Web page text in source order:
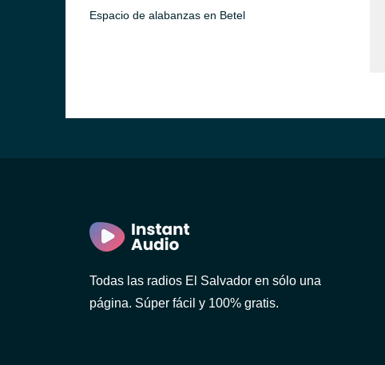
Espacio de alabanzas en Betel
Todas las radios El Salvador en sólo una
página. Súper fácil y 100% gratis.